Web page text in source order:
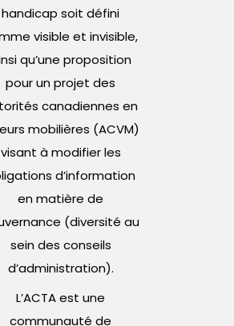
handicap soit défini
visible et invisible,
qu’une proposition
pour un projet des
canadiennes en
mobilières (ACVM)
visant à modifier les
d’information
en matière de
(diversité au
sein des conseils
d’administration).
L’ACTA est une
communauté de